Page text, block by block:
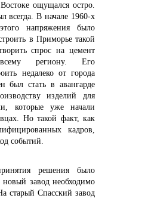
50
ощущался остро.
всегда. В начале 1960-х
напряжения было
в Приморье такой
спрос на цемент
региону. Его
недалеко от города
был стать в авангарде
изделий для
которые уже начали
Но такой факт, как
кадров,
событий.
решения было
новый завод необходимо
старый Спасский завод